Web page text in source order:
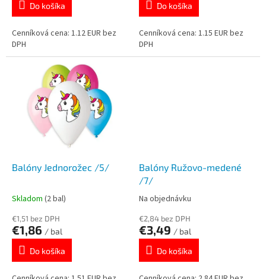
Do košíka
Cenníková cena: 1.12 EUR bez
DPH
Do košíka
Cenníková cena: 1.15 EUR bez
DPH
Balóny Jednorožec /5/
Skladom (2 bal)
€1,51 bez DPH
€1,86 / bal
Do košíka
Balóny Ružovo-medené
/7/
Na objednávku
€2,84 bez DPH
€3,49 / bal
Do košíka